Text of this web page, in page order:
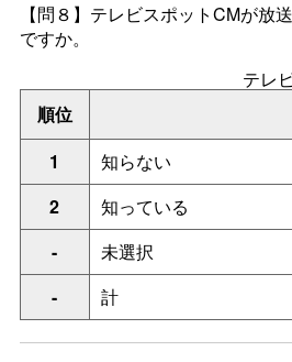
【問８】テレビスポットCMが放
ですか。
テレ
順位
1
知らない
2
知っている
-
未選択
-
計